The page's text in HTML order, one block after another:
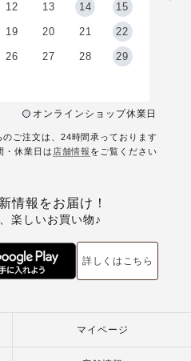
12 13 14 15
19 20 21 22
26 27 28 29
オンラインショップ休業日
ご注文は、24時間承っております
・休業日は 店舗情報 をご覧ください
情報をお届け！
楽しいお買い物♪
詳しくはこちら
マイページ